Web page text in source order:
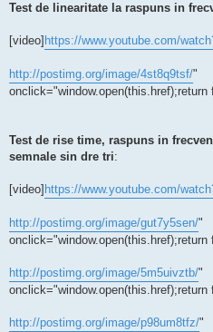
Test de linearitate la raspuns in
[video] https://www.youtube.com/
http://postimg.org/image/4st8q9tsf/"
onclick="window.open(this.href);return
Test de rise time, raspuns in
semnale sin dre tri:
[video] https://www.youtube.com/
http://postimg.org/image/gut7y5sen/"
onclick="window.open(this.href);return
http://postimg.org/image/5m5uivztb/"
onclick="window.open(this.href);return
http://postimg.org/image/p98um8tfz/"